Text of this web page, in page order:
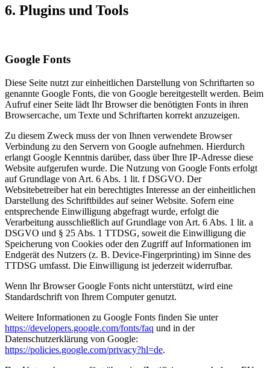
6. Plugins und Tools
Google Fonts
Diese Seite nutzt zur einheitlichen Darstellung von Schriftarten so
genannte Google Fonts, die von Google bereitgestellt werden. Beim
Aufruf einer Seite lädt Ihr Browser die benötigten Fonts in ihren
Browsercache, um Texte und Schriftarten korrekt anzuzeigen.
Zu diesem Zweck muss der von Ihnen verwendete Browser
Verbindung zu den Servern von Google aufnehmen. Hierdurch
erlangt Google Kenntnis darüber, dass über Ihre IP-Adresse diese
Website aufgerufen wurde. Die Nutzung von Google Fonts erfolgt
auf Grundlage von Art. 6 Abs. 1 lit. f DSGVO. Der
Websitebetreiber hat ein berechtigtes Interesse an der einheitlichen
Darstellung des Schriftbildes auf seiner Website. Sofern eine
entsprechende Einwilligung abgefragt wurde, erfolgt die
Verarbeitung ausschließlich auf Grundlage von Art. 6 Abs. 1 lit. a
DSGVO und § 25 Abs. 1 TTDSG, soweit die Einwilligung die
Speicherung von Cookies oder den Zugriff auf Informationen im
Endgerät des Nutzers (z. B. Device-Fingerprinting) im Sinne des
TTDSG umfasst. Die Einwilligung ist jederzeit widerrufbar.
Wenn Ihr Browser Google Fonts nicht unterstützt, wird eine
Standardschrift von Ihrem Computer genutzt.
Weitere Informationen zu Google Fonts finden Sie unter
https://developers.google.com/fonts/faq und in der
Datenschutzerklärung von Google:
https://policies.google.com/privacy?hl=de.